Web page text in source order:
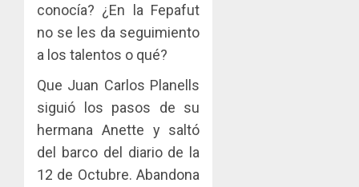
conocía? ¿En la Fepafut
no se les da seguimiento
a los talentos o qué?
Que Juan Carlos Planells
siguió los pasos de su
hermana Anette y saltó
del barco del diario de la
12 de Octubre. Abandona